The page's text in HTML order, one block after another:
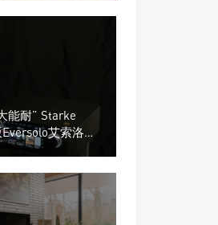
能耐” Starke
艾索洛